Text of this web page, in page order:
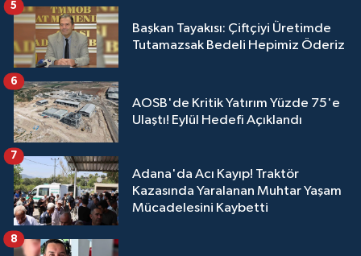
Başkan Tayakısı: Çiftçiyi Üretimde
Tutamazsak Bedeli Hepimiz Öderiz
5
AOSB'de Kritik Yatırım Yüzde 75'e
Ulaştı! Eylül Hedefi Açıklandı
6
Adana'da Acı Kayıp! Traktör
Kazasında Yaralanan Muhtar Yaşam
Mücadelesini Kaybetti
7
8